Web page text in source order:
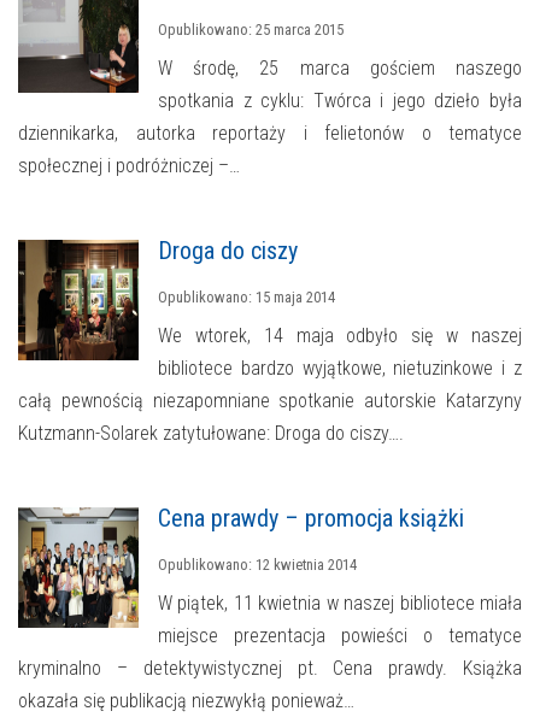
Opublikowano: 25 marca 2015
W środę, 25 marca gościem naszego
spotkania z cyklu: Twórca i jego dzieło była
dziennikarka, autorka reportaży i felietonów o tematyce
społecznej i podróżniczej –…
Droga do ciszy
Opublikowano: 15 maja 2014
We wtorek, 14 maja odbyło się w naszej
bibliotece bardzo wyjątkowe, nietuzinkowe i z
całą pewnością niezapomniane spotkanie autorskie Katarzyny
Kutzmann-Solarek zatytułowane: Droga do ciszy….
Cena prawdy – promocja książki
Opublikowano: 12 kwietnia 2014
W piątek, 11 kwietnia w naszej bibliotece miała
miejsce prezentacja powieści o tematyce
kryminalno – detektywistycznej pt. Cena prawdy. Książka
okazała się publikacją niezwykłą ponieważ…